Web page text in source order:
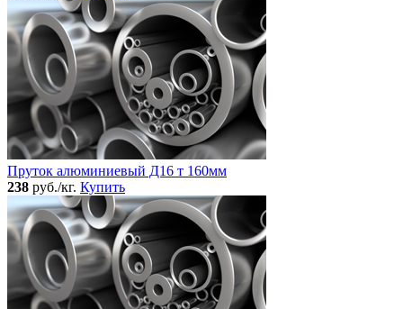
Пруток алюминиевый Д16 т 160мм
238 руб./кг. Купить